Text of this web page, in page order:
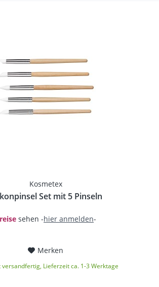
Kosmetex
Set mit 5 Pinseln
sehen -hier anmelden-
Merken
versandfertig, Lieferzeit ca. 1-3 Werktage